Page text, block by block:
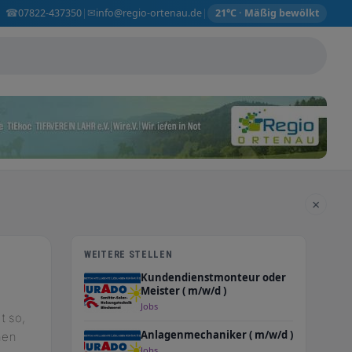
☎07822-437350| ✉info@regio-ortenau.de| 21°C · Mäßig bewölkt
×
so,
WEITERE STELLEN
Kundendienstmonteur oder
Meister ( m/w/d )
Jobs
Anlagenmechaniker ( m/w/d )